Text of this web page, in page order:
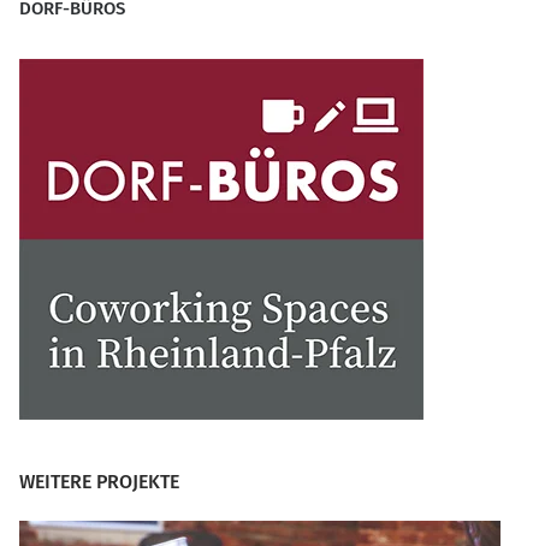
DORF-BÜROS
WEITERE PROJEKTE